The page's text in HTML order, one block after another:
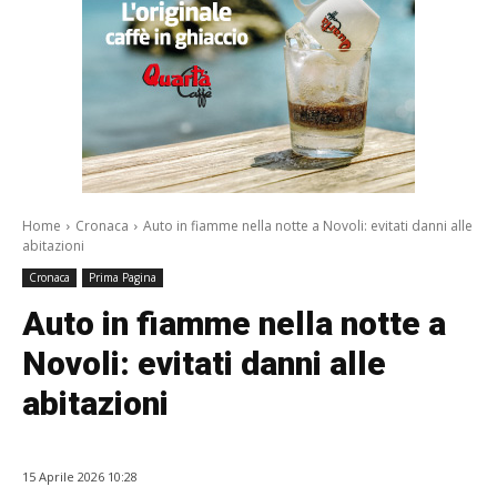
Home Cronaca
Auto in fiamme nella notte a Novoli: evitati danni alle
abitazioni
Cronaca Prima Pagina
Auto in fiamme nella notte a
Novoli: evitati danni alle
abitazioni
15 Aprile 2026 10:28